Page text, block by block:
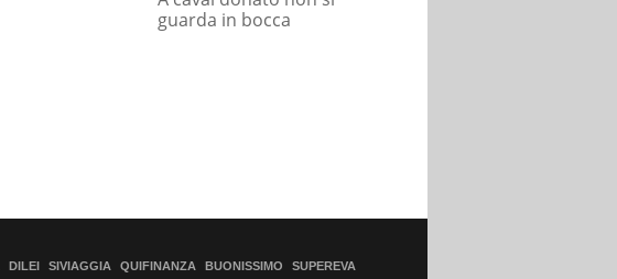
guarda in bocca
DILEI SIVIAGGIA QUIFINANZA BUONISSIMO SUPEREVA